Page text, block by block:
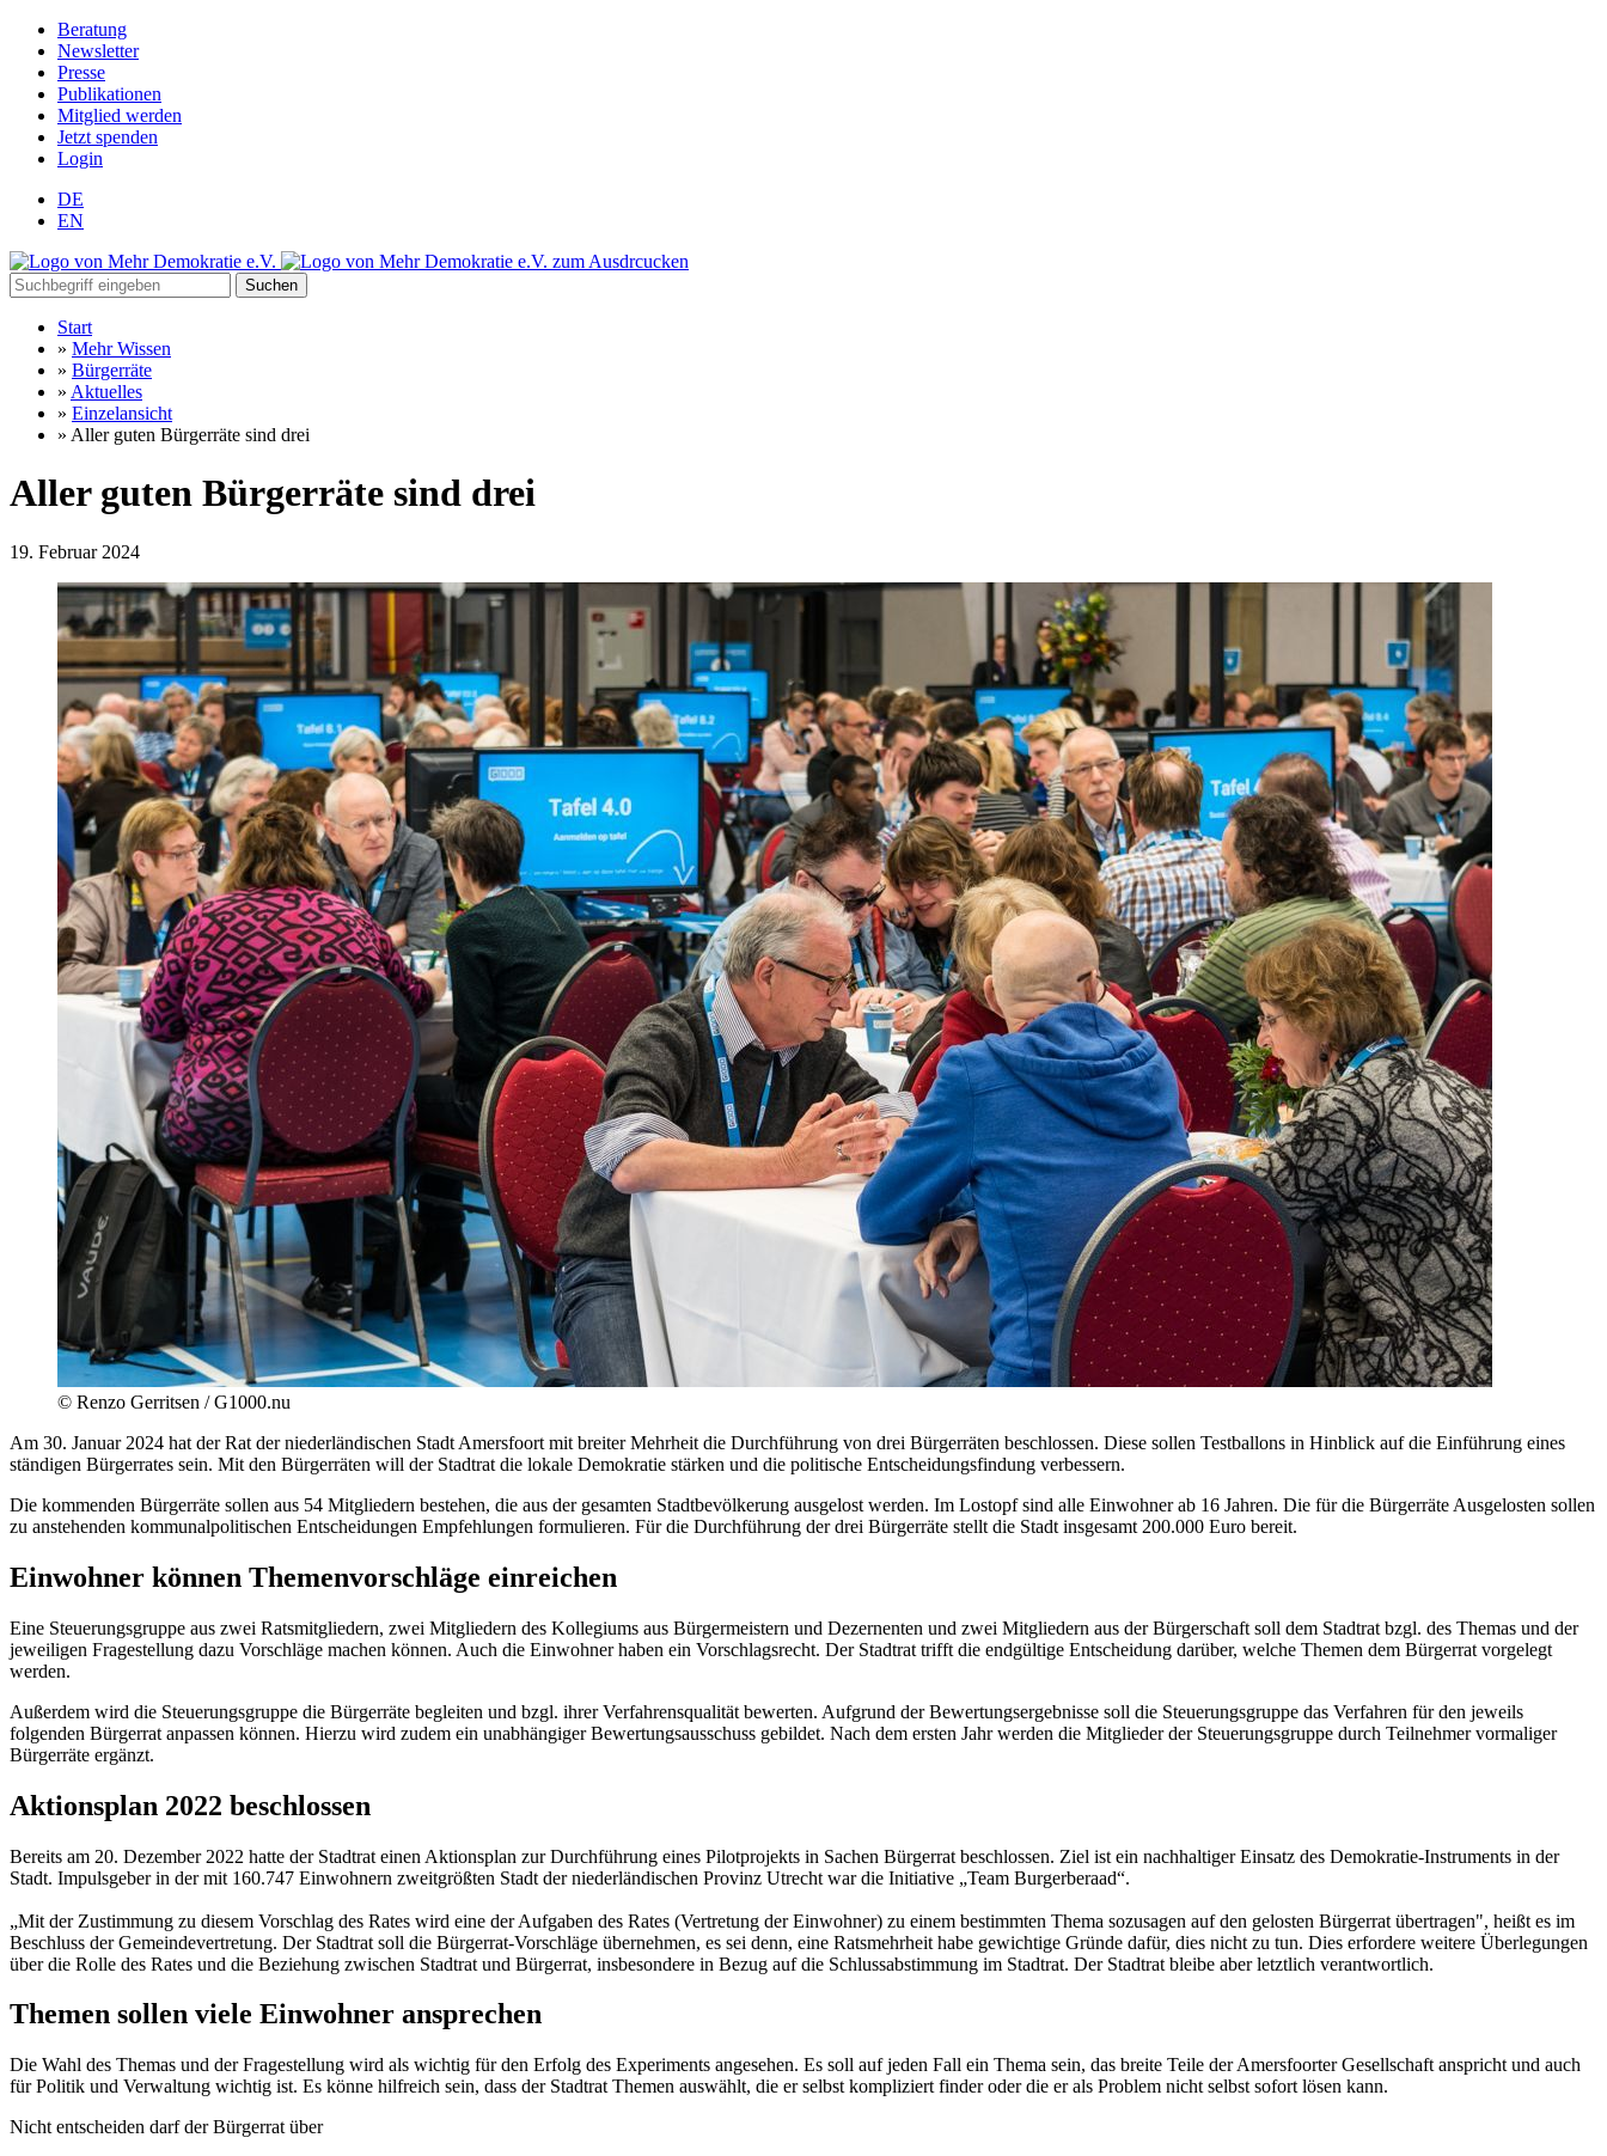
Beratung
Newsletter
Presse
Publikationen
Mitglied werden
Jetzt spenden
Login
DE
EN
Suchen
Start
» Mehr Wissen
» Bürgerräte
» Aktuelles
» Einzelansicht
» Aller guten Bürgerräte sind drei
Aller guten Bürgerräte sind drei
19. Februar 2024
© Renzo Gerritsen / G1000.nu
Am 30. Januar 2024 hat der Rat der niederländischen Stadt Amersfoort mit breiter Mehrheit die Durchführung von drei Bürgerräten beschlossen. Diese sollen Testballons in Hinblick auf die Einführung eines
ständigen Bürgerrates sein. Mit den Bürgerräten will der Stadtrat die lokale Demokratie stärken und die politische Entscheidungsfindung verbessern.
Die kommenden Bürgerräte sollen aus 54 Mitgliedern bestehen, die aus der gesamten Stadtbevölkerung ausgelost werden. Im Lostopf sind alle Einwohner ab 16 Jahren. Die für die Bürgerräte Ausgelosten sollen
zu anstehenden kommunalpolitischen Entscheidungen Empfehlungen formulieren. Für die Durchführung der drei Bürgerräte stellt die Stadt insgesamt 200.000 Euro bereit.
Einwohner können Themenvorschläge einreichen
Eine Steuerungsgruppe aus zwei Ratsmitgliedern, zwei Mitgliedern des Kollegiums aus Bürgermeistern und Dezernenten und zwei Mitgliedern aus der Bürgerschaft soll dem Stadtrat bzgl. des Themas und der
jeweiligen Fragestellung dazu Vorschläge machen können. Auch die Einwohner haben ein Vorschlagsrecht. Der Stadtrat trifft die endgültige Entscheidung darüber, welche Themen dem Bürgerrat vorgelegt
werden.
Außerdem wird die Steuerungsgruppe die Bürgerräte begleiten und bzgl. ihrer Verfahrensqualität bewerten. Aufgrund der Bewertungsergebnisse soll die Steuerungsgruppe das Verfahren für den jeweils
folgenden Bürgerrat anpassen können. Hierzu wird zudem ein unabhängiger Bewertungsausschuss gebildet. Nach dem ersten Jahr werden die Mitglieder der Steuerungsgruppe durch Teilnehmer vormaliger
Bürgerräte ergänzt.
Aktionsplan 2022 beschlossen
Bereits am 20. Dezember 2022 hatte der Stadtrat einen Aktionsplan zur Durchführung eines Pilotprojekts in Sachen Bürgerrat beschlossen. Ziel ist ein nachhaltiger Einsatz des Demokratie-Instruments in der
Stadt. Impulsgeber in der mit 160.747 Einwohnern zweitgrößten Stadt der niederländischen Provinz Utrecht war die Initiative „Team Burgerberaad“.
„Mit der Zustimmung zu diesem Vorschlag des Rates wird eine der Aufgaben des Rates (Vertretung der Einwohner) zu einem bestimmten Thema sozusagen auf den gelosten Bürgerrat übertragen", heißt es im
Beschluss der Gemeindevertretung. Der Stadtrat soll die Bürgerrat-Vorschläge übernehmen, es sei denn, eine Ratsmehrheit habe gewichtige Gründe dafür, dies nicht zu tun. Dies erfordere weitere Überlegungen
über die Rolle des Rates und die Beziehung zwischen Stadtrat und Bürgerrat, insbesondere in Bezug auf die Schlussabstimmung im Stadtrat. Der Stadtrat bleibe aber letztlich verantwortlich.
Themen sollen viele Einwohner ansprechen
Die Wahl des Themas und der Fragestellung wird als wichtig für den Erfolg des Experiments angesehen. Es soll auf jeden Fall ein Thema sein, das breite Teile der Amersfoorter Gesellschaft anspricht und auch
für Politik und Verwaltung wichtig ist. Es könne hilfreich sein, dass der Stadtrat Themen auswählt, die er selbst kompliziert finder oder die er als Problem nicht selbst sofort lösen kann.
Nicht entscheiden darf der Bürgerrat über